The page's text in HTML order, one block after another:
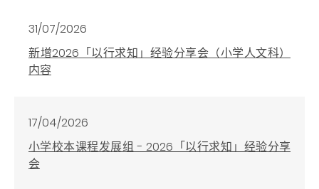
31/07/2026
新增2026「以行求知」经验分享会（小学人文科）
内容
17/04/2026
小学校本课程发展组 - 2026「以行求知」经验分享
会